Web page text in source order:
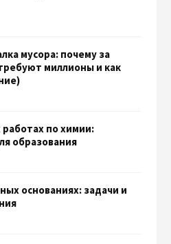
мусора: почему за
миллионы и как
по химии:
образования
основаниях: задачи и